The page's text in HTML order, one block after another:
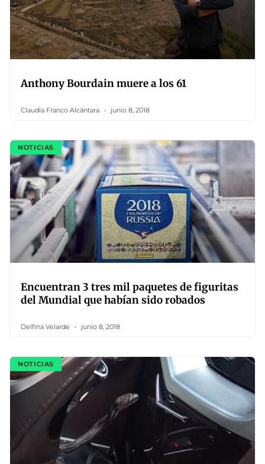
Anthony Bourdain muere a los 61
Claudia Franco Alcántara junio 8, 2018
NOTICIAS
Encuentran 3 tres mil paquetes de figuritas
del Mundial que habían sido robados
Delfina Velarde junio 8, 2018
NOTICIAS